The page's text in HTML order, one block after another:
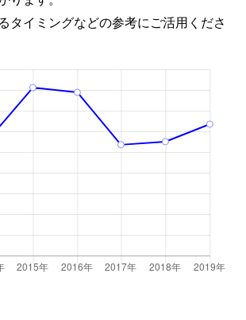
タイミングなどの参考にご活用くださ